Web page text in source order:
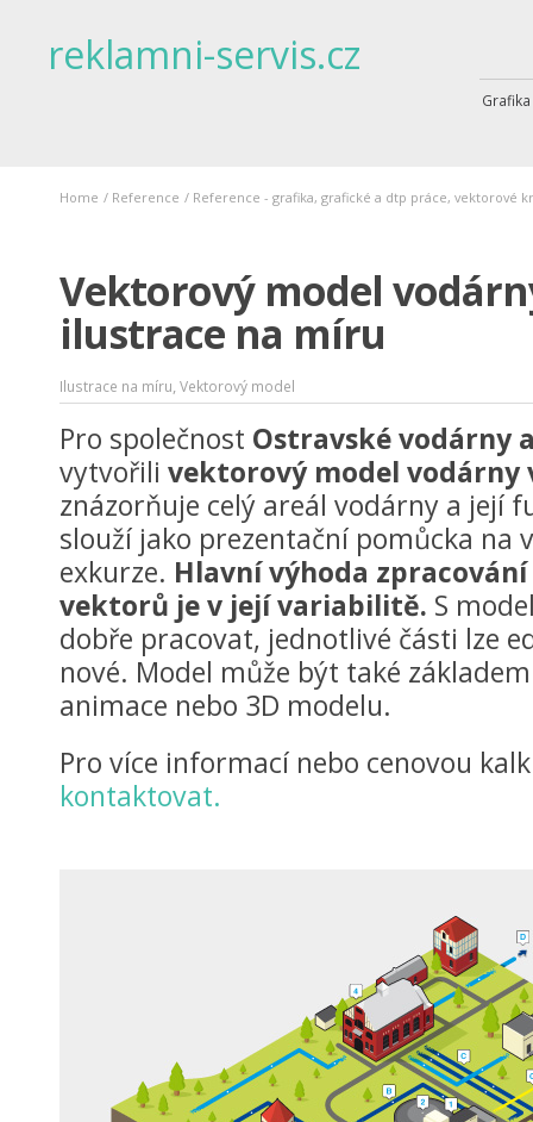
reklamni-servis.cz
Grafika
Home / Reference / Reference - grafika, grafické a dtp práce, vektorové
Vektorový model
ilustrace na míru
Ilustrace na míru,Vektorový model
Pro společnost Ostravské vodárny
vytvořili vektorový model vodárny
znázorňuje celý areál vodárny a její
slouží jako prezentační pomůcka na
exkurze. Hlavní výhoda
vektorů je v její variabilitě. S
dobře pracovat, jednotlivé části lze
nové. Model může být také
animace nebo 3D modelu.
Pro více informací nebo cenovou
kontaktovat.